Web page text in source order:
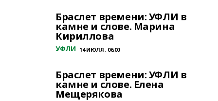
Браслет времени: УФЛИ в
камне и слове. Марина
Кириллова
УФЛИ 14 ИЮЛЯ , 06:00
Браслет времени: УФЛИ в
камне и слове. Елена
Мещерякова